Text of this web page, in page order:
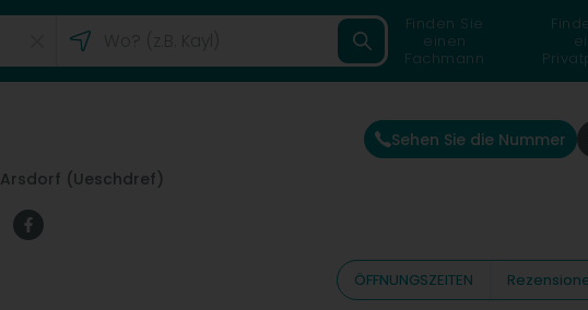
Finden Sie
einen
Fachmann
Arsdorf (Ueschdref)
Sehen Sie die Nummer
ÖFFNUNGSZEITEN